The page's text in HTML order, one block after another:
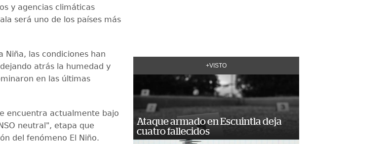
y agencias climáticas
será uno de los países más
Niña, las condiciones han
atrás la humedad y
en las últimas
encuentra actualmente bajo
neutral", etapa que
del fenómeno El Niño.
+VISTO
Ataque armado en Escuintla deja
cuatro fallecidos